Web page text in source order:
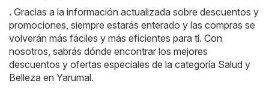
. Gracias a la información actualizada sobre descuentos y
promociones, siempre estarás enterado y las compras se
volverán más fáciles y más eficientes para tí. Con
nosotros, sabrás dónde encontrar los mejores
descuentos y ofertas especiales de la categoría Salud y
Belleza en Yarumal.